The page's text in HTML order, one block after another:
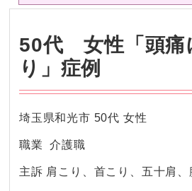
50代 女性「頭痛
り」症例
埼玉県和光市 50代 女性
職業 介護職
主訴 肩こり、首こり、五十肩、